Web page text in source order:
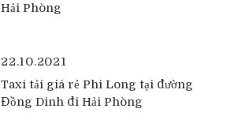
Hải Phòng
22.10.2021
Taxi tải giá rẻ Phi Long tại đường
Đồng Dinh đi Hải Phòng